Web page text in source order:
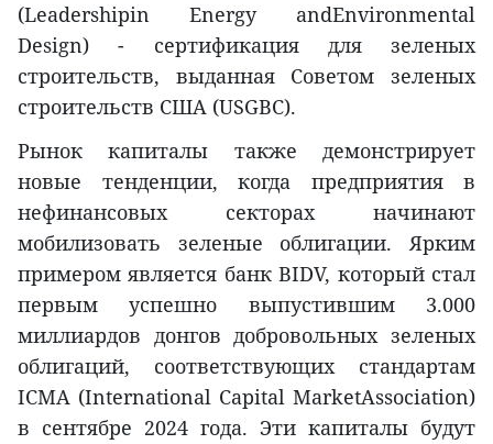
(Leadershipin Energy andEnvironmental
Design) - сертификация для зеленых
строительств, выданная Советом зеленых
строительств США (USGBC).
Рынок капиталы также демонстрирует
новые тенденции, когда предприятия в
нефинансовых секторах начинают
мобилизовать зеленые облигации. Ярким
примером является банк BIDV, который стал
первым успешно выпустившим 3.000
миллиардов донгов добровольных зеленых
облигаций, соответствующих стандартам
ICMA (International Capital MarketAssociation)
в сентябре 2024 года. Эти капиталы будут